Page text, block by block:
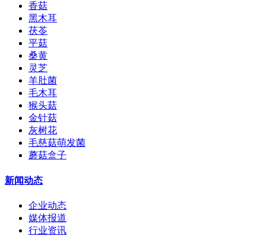
香菇
黑木耳
茯苓
平菇
桑黄
灵芝
羊肚菌
毛木耳
猴头菇
金针菇
灰树花
毛慈菇萌发菌
蘑菇盒子
新闻动态
企业动态
媒体报道
行业资讯